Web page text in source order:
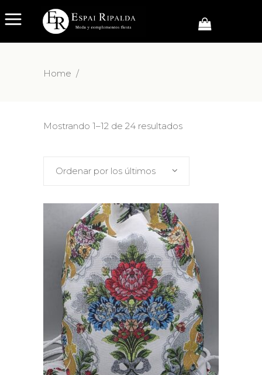
Home /
Mostrando 1–12 de 24 resultados
Ordenar por los últimos